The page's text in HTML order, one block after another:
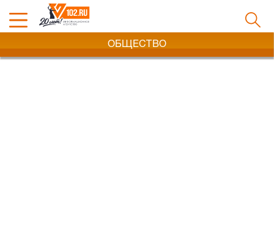
ОБЩЕСТВО